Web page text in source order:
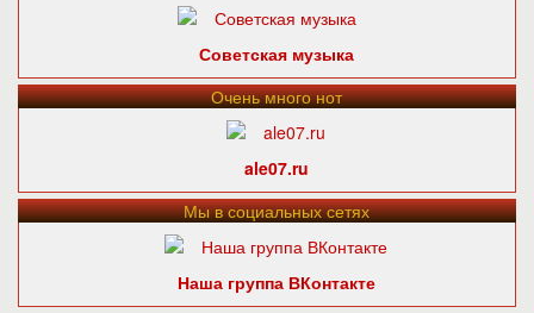
Советская музыка
Очень много нот
ale07.ru
Мы в социальных сетях
Наша группа ВКонтакте